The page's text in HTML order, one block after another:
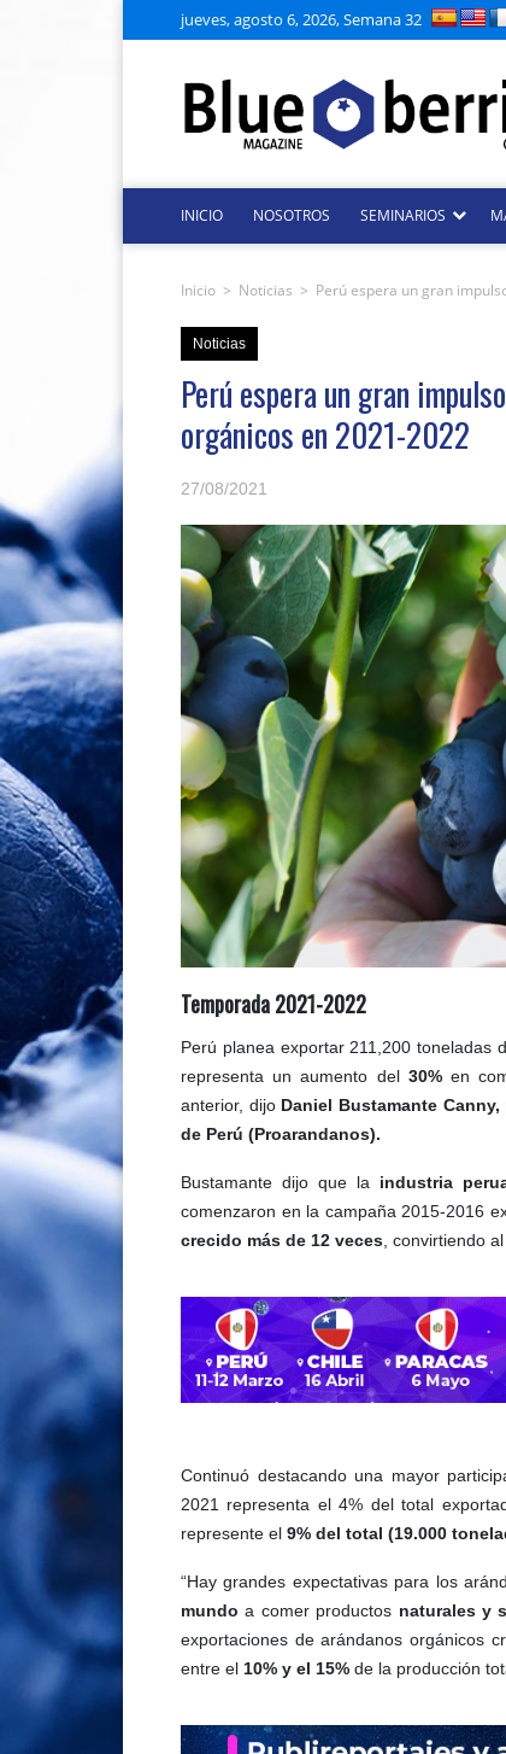
jueves, agosto 6, 2026, Semana 32
INICIO NOSOTROS SEMINARIOS
Inicio > Noticias > Perú espera un gran
Noticias
Perú espera un gran
orgánicos en 2021-2022
27/08/2021
Temporada 2021-2022
Perú planea exportar 211,200 toneladas
representa un aumento del 30%en
anterior, dijo Daniel Bustamante
de Perú (Proarandanos).
Bustamante dijo que la industria
comenzaron en la campaña 2015-2016
crecido más de 12 veces , convirtiendo
Continuó destacando una mayor
2021 representa el 4% del total
represente el 9% del total (19.000
“Hay grandes expectativas para los
mundo a comer productos naturales y
exportaciones de arándanos orgánicos
entre el 10% y el 15% de la producción